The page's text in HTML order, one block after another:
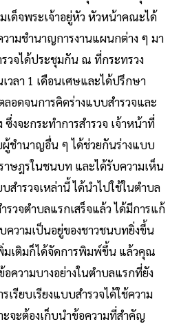
เด็จพระเจ้าอยู่หัว หัวหน้าคณะได้
วามชํานาญการงานแผนกต่าง ๆ มา
วจได้ประชุมกัน ณ ที่กระทรวง
ลา 1 เดือนเศษและได้ปรึกษา
อดจนการคิดร่างแบบสํารวจและ
ซึ่งจะกระทําการสํารวจ เจ้าหน้าที่
ชํานาญอื่น ๆ ได้ช่วยกันร่างแบบ
าษฎรในชนบท และได้รับความเห็น
ารวจเหล่านี้ ได้นําไปใช้ในตําบล
รวจตําบลแรกเสร็จแล้ว ได้มีการแก้
ความเป็นอยู่ของชาวชนบทยิ่งขึ้น
มเติมก็ได้จัดการพิมพ์ขึ้น แล้วคุณ
ความบางอย่างในตําบลแรกที่ยัง
เรียบเรียงแบบสํารวจได้ใช้ความ
ะจะต้องเก็บนําข้อความที่สําคัญ